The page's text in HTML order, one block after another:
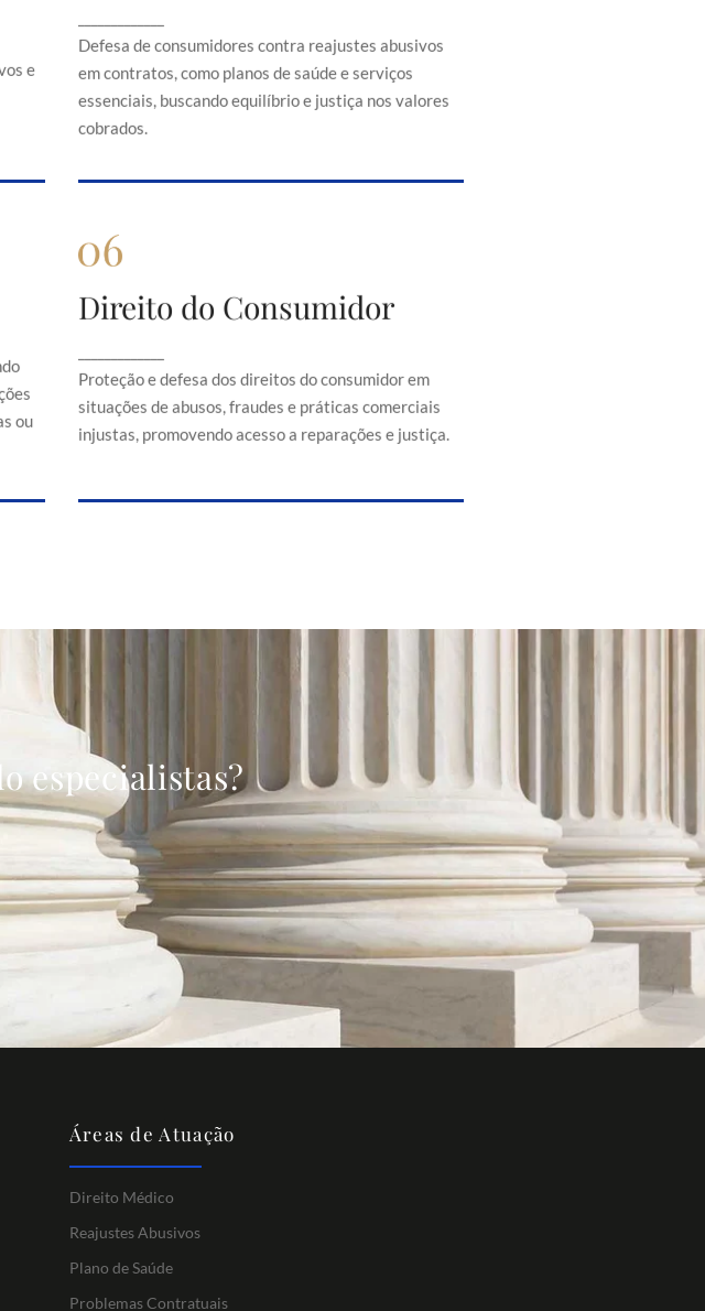
e
Defesa de consumidores contra reajustes abusivos
em contratos, como planos de saúde e serviços
essenciais, buscando equilíbrio e justiça nos valores
cobrados.
serviços essenciais, buscando equilíbrio e
justiça nos valores cobrados.
ou
Direito do Consumidor
Proteção e defesa dos direitos do consumidor em
situações de abusos, fraudes e práticas comerciais
injustas, promovendo acesso a reparações e justiça.
Direito do Consumidor
comerciais injustas, promovendo acesso a
especialistas?
Áreas de Atuação
Direito Médico
Reajustes Abusivos
Plano de Saúde
Problemas Contratuais